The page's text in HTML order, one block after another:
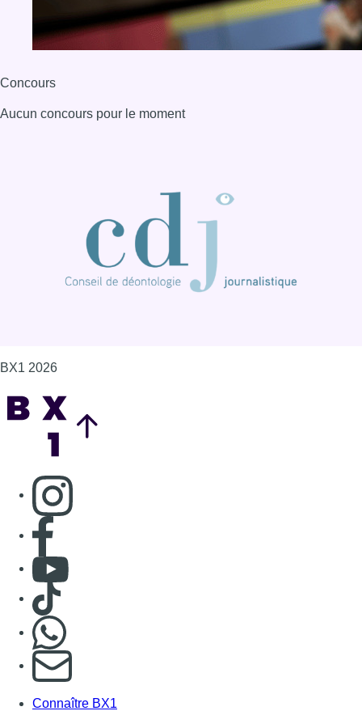
Concours
Aucun concours pour le moment
BX1 2026
Consulter page Instagram
Consulter page Facebook
Consulter Youtube
Consulter TikTok
S'abonner à notre newsletter
Connaître BX1